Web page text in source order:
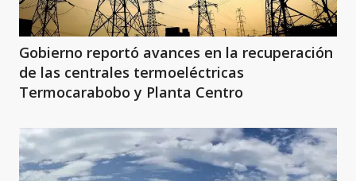
Gobierno reportó avances en la recuperación
de las centrales termoeléctricas
Termocarabobo y Planta Centro